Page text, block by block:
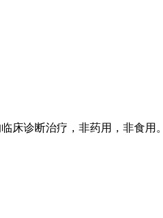
床诊断治疗，非药用，非食用。